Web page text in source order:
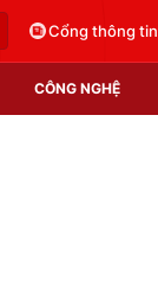
Cổng thông tin
CÔNG NGHỆ